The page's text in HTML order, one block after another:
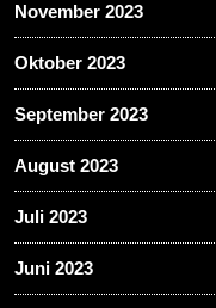
November 2023
Oktober 2023
September 2023
August 2023
Juli 2023
Juni 2023